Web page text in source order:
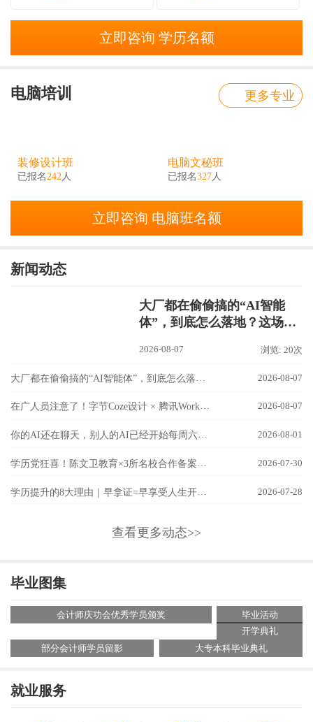
立即咨询 学历名额
电脑培训 更多专业
装修设计班
已报名 242 人
电脑文秘班
已报名327 人
立即咨询 电脑班名额
新闻动态
大厂都在偷偷搞的“AI智能
体”，到底怎么落地？这场
班】讲透了！
2026-08-07 浏览: 20次
2026-08-07
在广人员注意了！字节Coze设计 × 腾讯WorkBuddy联手，国内最强AI双雄组合，8月9日隆基校区实战开讲！ 2026-08-07
你的AI还在聊天，别人的AI已经开始每周六自己加班了！ 2026-08-01
2026-07-30
2026-07-28
查看更多动态>>
毕业图集
会计师庆功会优秀学员颁奖
毕业活动
开学典礼
部分会计师学员留影
大专本科毕业典礼
就业服务